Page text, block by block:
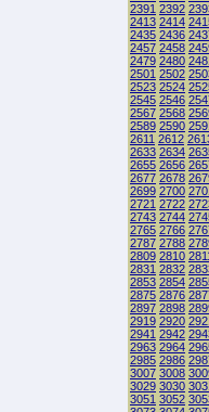
2391 2392
2413 2414
2435 2436
2457 2458
2479 2480
2501 2502
2523 2524
2545 2546
2567 2568
2589 2590
2611 2612
2633 2634
2655 2656
2677 2678
2699 2700
2721 2722
2743 2744
2765 2766
2787 2788
2809 2810
2831 2832
2853 2854
2875 2876
2897 2898
2919 2920
2941 2942
2963 2964
2985 2986
3007 3008
3029 3030
3051 3052